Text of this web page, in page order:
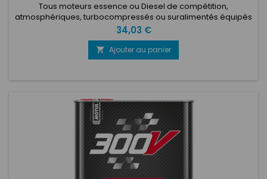
Tous moteurs essence ou Diesel de compétition,
atmosphériques, turbocompressés ou suralimentés équipés
de systèmes d'injection (directe/indirecte) ou carburateurs.
Pour les moteurs modifiés ou préparés, et les voitures hautes
performances fonctionnant sur une large plage de régimes
et de températures, dans des conditions de conduite
Prix
34,03 €
 Ajouter au panier